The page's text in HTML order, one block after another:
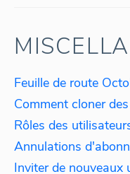
Feuille de route
Rôles des
Annulations
Inviter de